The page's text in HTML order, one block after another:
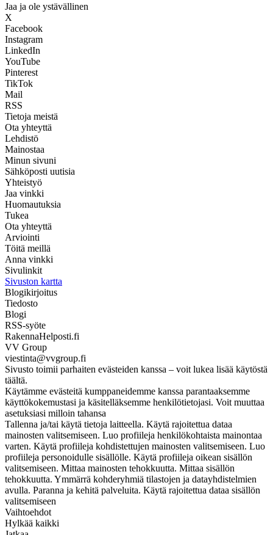
Jaa ja ole ystävällinen
X
Facebook
Instagram
LinkedIn
YouTube
Pinterest
TikTok
Mail
RSS
Tietoja meistä
Ota yhteyttä
Lehdistö
Mainostaa
Minun sivuni
Sähköposti uutisia
Yhteistyö
Jaa vinkki
Huomautuksia
Tukea
Ota yhteyttä
Arviointi
Töitä meillä
Anna vinkki
Sivulinkit
Sivuston kartta
Blogikirjoitus
Tiedosto
Blogi
RSS-syöte
RakennaHelposti.fi
VV Group
viestinta@vvgroup.fi
Sivusto toimii parhaiten evästeiden kanssa – voit lukea lisää käytöstä
täältä.
Käytämme evästeitä kumppaneidemme kanssa parantaaksemme
käyttökokemustasi ja käsitelläksemme henkilötietojasi. Voit muuttaa
asetuksiasi milloin tahansa
Tallenna ja/tai käytä tietoja laitteella. Käytä rajoitettua dataa
mainosten valitsemiseen. Luo profiileja henkilökohtaista mainontaa
varten. Käytä profiileja kohdistettujen mainosten valitsemiseen. Luo
profiileja personoidulle sisällölle. Käytä profiileja oikean sisällön
valitsemiseen. Mittaa mainosten tehokkuutta. Mittaa sisällön
tehokkuutta. Ymmärrä kohderyhmiä tilastojen ja datayhdistelmien
avulla. Paranna ja kehitä palveluita. Käytä rajoitettua dataa sisällön
valitsemiseen
Vaihtoehdot
Hylkää kaikki